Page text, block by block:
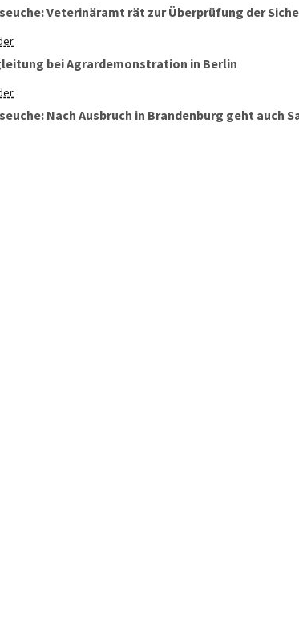
Veterinäramt rät zur Überprüfung der
bei Agrardemonstration in Berlin
Nach Ausbruch in Brandenburg geht auch